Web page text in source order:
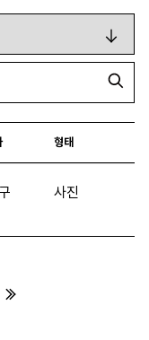
형태
사진